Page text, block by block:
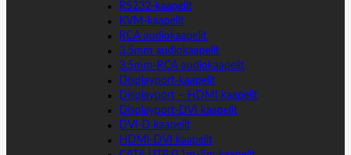
RS232-kaapelit
KVM-kaapelit
RCA audiokaapelit
3.5mm audiokaapelit
3.5mm-RCA audiokaapelit
Displayport-kaapelit
Displayport – HDMI kaapelit
Displayport-DVI kaapelit
DVI-D kaapelit
HDMI-DVI kaapelit